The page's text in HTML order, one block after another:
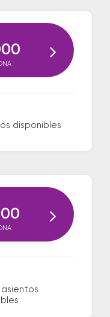
disponibles